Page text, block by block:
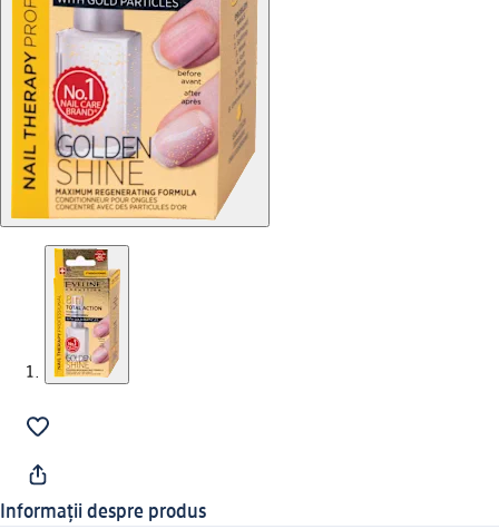
Informații despre produs